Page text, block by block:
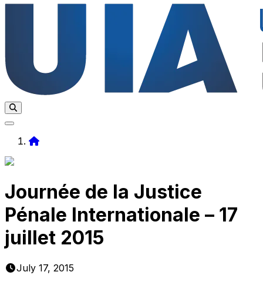
Journée de la Justice
Pénale Internationale – 17
juillet 2015
July 17, 2015